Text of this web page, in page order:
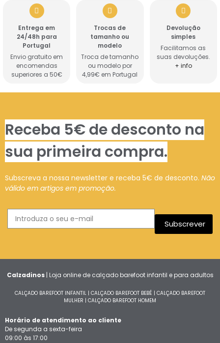
Entrega em
24/48h para
Portugal
Envio gratuito em
encomendas
superiores a 50€
Trocas de
tamanho ou
modelo
Troca de tamanho
ou modelo por
4,99€ em Portugal
Devolução
simples
Facilitamos as
suas devoluções.
+ info
Receba 5€ de desconto na
sua primeira compra.
Subscreva a nossa newsletter e receba 5€ de desconto. Não
válido em artigos em promoção.
Subscrever
Calzadinos| Loja online de calçado barefoot infantil e para adultos
CALÇADO BAREFOOT INFANTIL | CALÇADO BAREFOOT BEBÉ | CALÇADO BAREFOOT
MULHER | CALÇADO BAREFOOT HOMEM
Horário de atendimento ao cliente
De segunda a sexta-feira
09:00 às 17:00